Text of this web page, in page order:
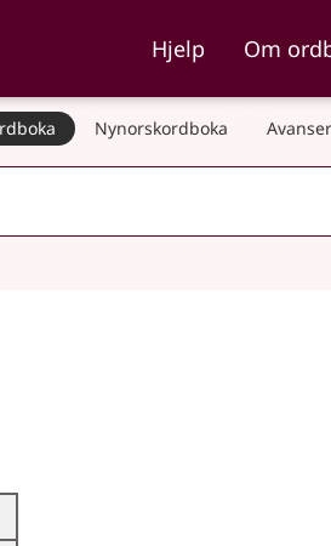
Hjelp Om
Nynorskordboka